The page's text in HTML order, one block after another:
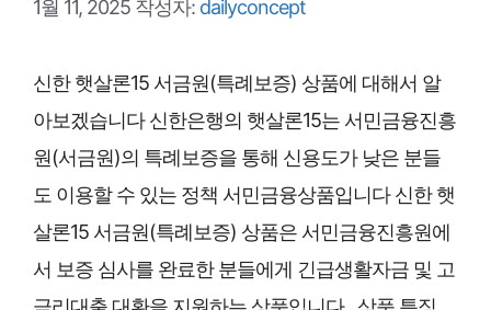
1월 11, 2025 작성자: dailyconcept
신한 햇살론15 서금원(특례보증) 상품에 대해서 알
아보겠습니다 신한은행의 햇살론15는 서민금융진흥
원(서금원)의 특례보증을 통해 신용도가 낮은 분들
도 이용할 수 있는 정책 서민금융상품입니다 신한 햇
살론15 서금원(특례보증) 상품은 서민금융진흥원에
서 보증 심사를 완료한 분들에게 긴급생활자금 및 고